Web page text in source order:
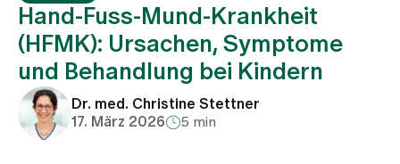
Fachbereiche
Aufenthalt
Hand-Fuss-Mund-Krankheit
(HFMK): Ursachen, Symptome
und Behandlung bei Kindern
Dr. med. Christine Stettner
17. März 2026
5 min